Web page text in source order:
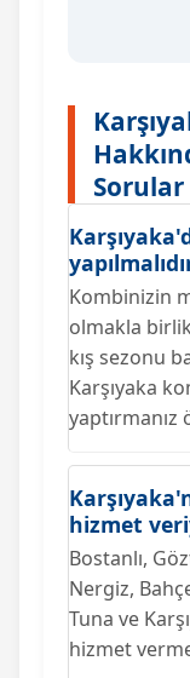
Sorular
Kombinizin
olmakla
kış sezonu
Karşıyaka
yaptırmanız
hizmet
Bostanlı,
Nergiz,
Tuna ve
hizmet